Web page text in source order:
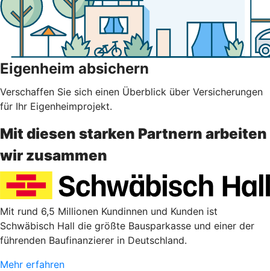
Eigenheim absichern
Verschaffen Sie sich einen Überblick über Versicherungen
für Ihr Eigenheimprojekt.
Mit diesen starken Partnern arbeiten
wir zusammen
Mit rund 6,5 Millionen Kundinnen und Kunden ist
Schwäbisch Hall die größte Bausparkasse und einer der
führenden Baufinanzierer in Deutschland.
Mehr erfahren